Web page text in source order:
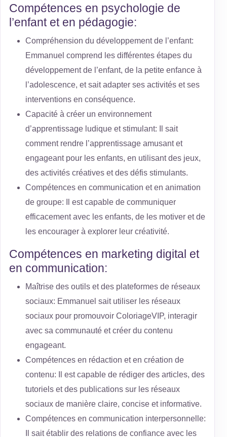
Compétences en psychologie de
l’enfant et en pédagogie:
Compréhension du développement de l’enfant:
Emmanuel comprend les différentes étapes du
développement de l’enfant, de la petite enfance à
l’adolescence, et sait adapter ses activités et ses
interventions en conséquence.
Capacité à créer un environnement
d’apprentissage ludique et stimulant: Il sait
comment rendre l’apprentissage amusant et
engageant pour les enfants, en utilisant des jeux,
des activités créatives et des défis stimulants.
Compétences en communication et en animation
de groupe: Il est capable de communiquer
efficacement avec les enfants, de les motiver et de
les encourager à explorer leur créativité.
Compétences en marketing digital et
en communication:
Maîtrise des outils et des plateformes de réseaux
sociaux: Emmanuel sait utiliser les réseaux
sociaux pour promouvoir ColoriageVIP, interagir
avec sa communauté et créer du contenu
engageant.
Compétences en rédaction et en création de
contenu: Il est capable de rédiger des articles, des
tutoriels et des publications sur les réseaux
sociaux de manière claire, concise et informative.
Compétences en communication interpersonnelle:
Il sait établir des relations de confiance avec les